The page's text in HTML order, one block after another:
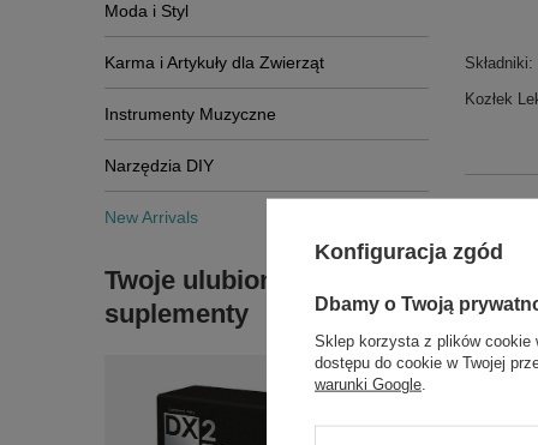
Moda i Styl
Karma i Artykuły dla Zwierząt
Instrumenty Muzyczne
Narzędzia DIY
New Arrivals
Twoje ulubione
suplementy
Składniki:
Kozłek
Konfiguracja zgód
Dbamy o Twoją
Sklep korzysta z plików cookie
dostępu do cookie w Twojej
warunki Google